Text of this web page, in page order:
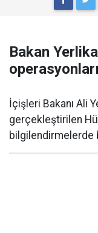
Bakan
İçişleri Bakanı Ali
gerçekleştirilen
bilgilendirmelerde